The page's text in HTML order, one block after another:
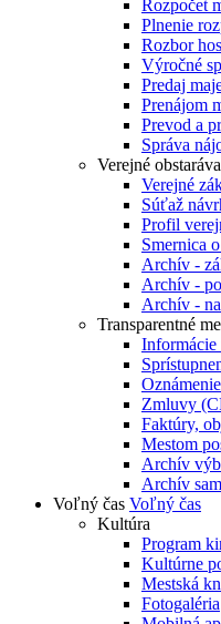
Rozpočet
Plnenie
Rozbor
Výročné
Predaj
Prenájom
Prevod a
Správa
Verejné
Verejné
Súťaž
Profil
Smernica
Archív -
Archív -
Archív -
Transparentné
Zmluvy
Faktúry,
Mestom
Archív
Archív
Voľný čas Voľný čas
Kultúra
Program
Kultúrne
Mestská
Fotogaléria